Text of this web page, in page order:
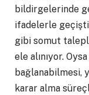
bildirgelerinde
ifadelerle
gibi somut
ele alınıyor.
bağlanabilmesi,
karar alma